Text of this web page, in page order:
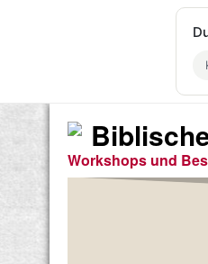
Workshops und